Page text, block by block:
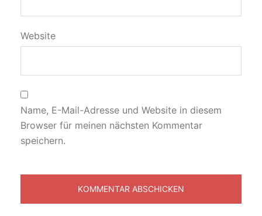
Website
Name, E-Mail-Adresse und Website in diesem
Browser für meinen nächsten Kommentar
speichern.